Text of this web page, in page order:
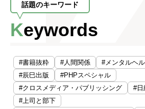
話題のキーワード
Keywords
#書籍抜粋 #人間関係
#メンタルヘ
#辰巳出版
#PHPスペシャル
#クロスメディア・パブリッシング
#日
#上司と部下